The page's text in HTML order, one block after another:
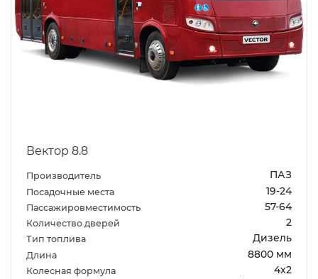
Вектор 8.8
Производитель ПАЗ
Посадочные места 19-24
Пассажировместимость 57-64
Количество дверей 2
Тип топлива Дизель
Длина 8800 мм
Колесная формула 4х2